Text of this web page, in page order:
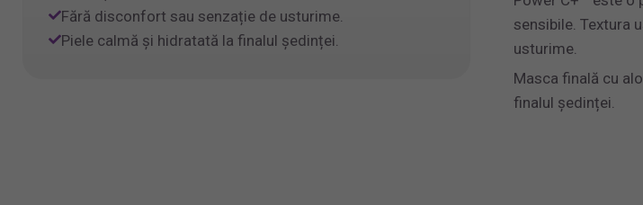
Fără disconfort sau senzație de usturime.
Piele calmă și hidratată la finalul ședinței.
sensibile. Textura
usturime.
Masca finală cu
finalul ședinței.